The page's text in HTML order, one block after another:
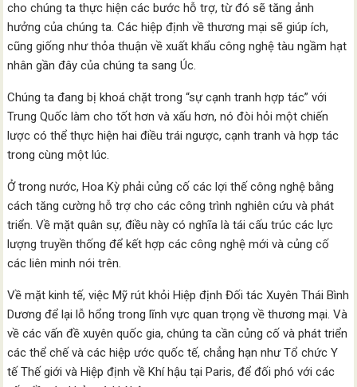
cho chúng ta thực hiện các bước hỗ trợ, từ đó sẽ tăng ảnh
hưởng của chúng ta. Các hiệp định về thương mại sẽ giúp ích,
cũng giống như thỏa thuận về xuất khẩu công nghệ tàu ngầm hạt
nhân gần đây của chúng ta sang Úc.
Chúng ta đang bị khoá chặt trong “sự cạnh tranh hợp tác” với
Trung Quốc làm cho tốt hơn và xấu hơn, nó đòi hỏi một chiến
lược có thể thực hiện hai điều trái ngược, cạnh tranh và hợp tác
trong cùng một lúc.
Ở trong nước, Hoa Kỳ phải củng cố các lợi thế công nghệ bằng
cách tăng cường hỗ trợ cho các công trình nghiên cứu và phát
triển. Về mặt quân sự, điều này có nghĩa là tái cấu trúc các lực
lượng truyền thống để kết hợp các công nghệ mới và củng cố
các liên minh nói trên.
Về mặt kinh tế, việc Mỹ rút khỏi Hiệp định Đối tác Xuyên Thái Bình
Dương để lại lỗ hổng trong lĩnh vực quan trọng về thương mại. Và
về các vấn đề xuyên quốc gia, chúng ta cần củng cố và phát triển
các thể chế và các hiệp ước quốc tế, chẳng hạn như Tổ chức Y
tế Thế giới và Hiệp định về Khí hậu tại Paris, để đối phó với các